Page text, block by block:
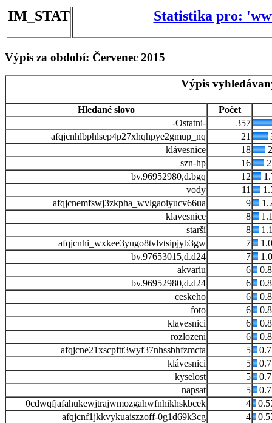
IM_STAT Statistika pro:
Výpis za období: Červenec 2015
Výpis
Hledané slovo
Počet
-Ostatni-
357
afqjcnhlbphlsep4p27xhqhpye2gmup_nq
21
klávesnice
18
szn-hp
16
bv.96952980,d.bgq
12
vody
11
afqjcnemfswj3zkpha_wvlgaoiyucv66ua
9
klavesnice
8
starší
8
afqjcnhi_wxkee3yugo8tvlvtsipjyb3gw
7
bv.97653015,d.d24
7
akvariu
6
bv.96952980,d.d24
6
ceskeho
6
foto
6
klavesnici
6
rozlozeni
6
afqjcne21xscpftt3wyf37nhssbhfzmcta
5
klávesnici
5
kyselost
5
napsat
5
0cdwqfjafahukewjtrajwmozgahwfnhikhskbcek
4
afqjcnf1jkkvykuaiszzoff-0g1d69k3cg
4